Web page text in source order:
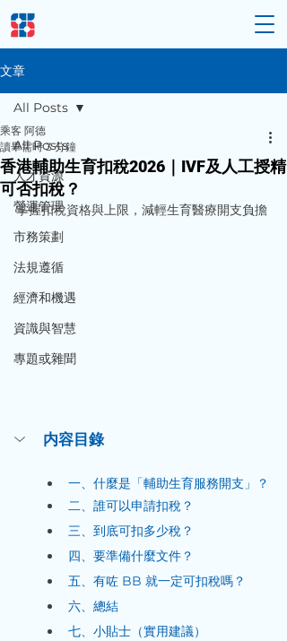
文章
All Posts
人才資源
營運管理
市務策劃
法規遵循
經濟和機遇
資識與智慧
專題或雜聞
All Posts
香港輔助生育扣稅2026｜IVF及人工授精
可否扣稅？
乘客 阿德
讀畢需時 3 分鐘
掌握扣稅資格與上限，減輕生育醫療開支負擔
内容目錄
一、什麼是「輔助生育服務開支」？
二、誰可以申請扣稅？
三、到底可扣多少稅？
四、要準備什麼文件？
五、有咗 BB 就一定可扣稅嗎？
六、總結
七、小貼士（實用建議）